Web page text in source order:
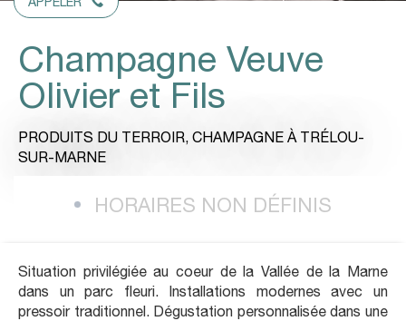
Champagne Veuve
Olivier et Fils
PRODUITS DU TERROIR, CHAMPAGNE À TRÉLOU-
SUR-MARNE
HORAIRES NON DÉFINIS
Situation privilégiée au coeur de la Vallée de la Marne
dans un parc fleuri. Installations modernes avec un
pressoir traditionnel. Dégustation personnalisée dans une